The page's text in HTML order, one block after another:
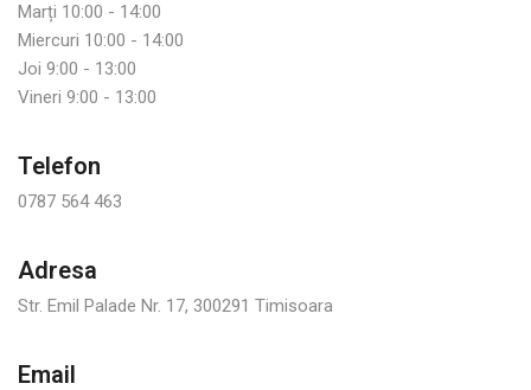
Marți 10:00 - 14:00
Miercuri 10:00 - 14:00
Joi 9:00 - 13:00
Vineri 9:00 - 13:00
Telefon
0787 564 463
Adresa
Str. Emil Palade Nr. 17, 300291 Timisoara
Email